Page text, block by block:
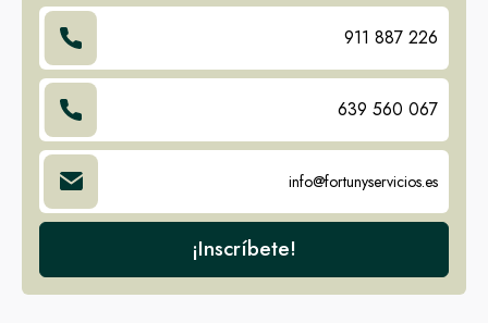
911 887 226
639 560 067
info@fortunyservicios.es
¡Inscríbete!